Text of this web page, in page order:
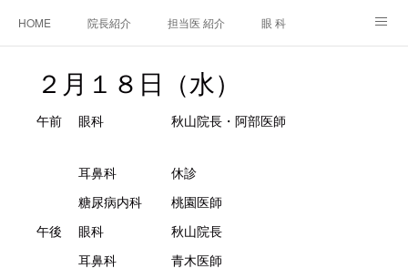
HOME 院長紹介 担当医 紹介 眼 科
アクセス ご相談・お問合せ 施設基準等及び掲示事項について
２月１８日（水）
午前 眼科 秋山院長・阿部医師
耳鼻科 休診
糖尿病内科 桃園医師
午後 眼科 秋山院長
耳鼻科 青木医師